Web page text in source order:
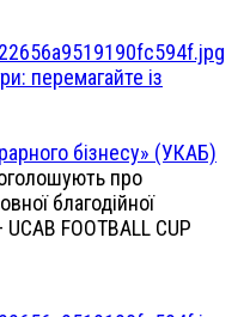
перемагайте із
бізнесу» (УКАБ)
про
благодійної
FOOTBALL CUP